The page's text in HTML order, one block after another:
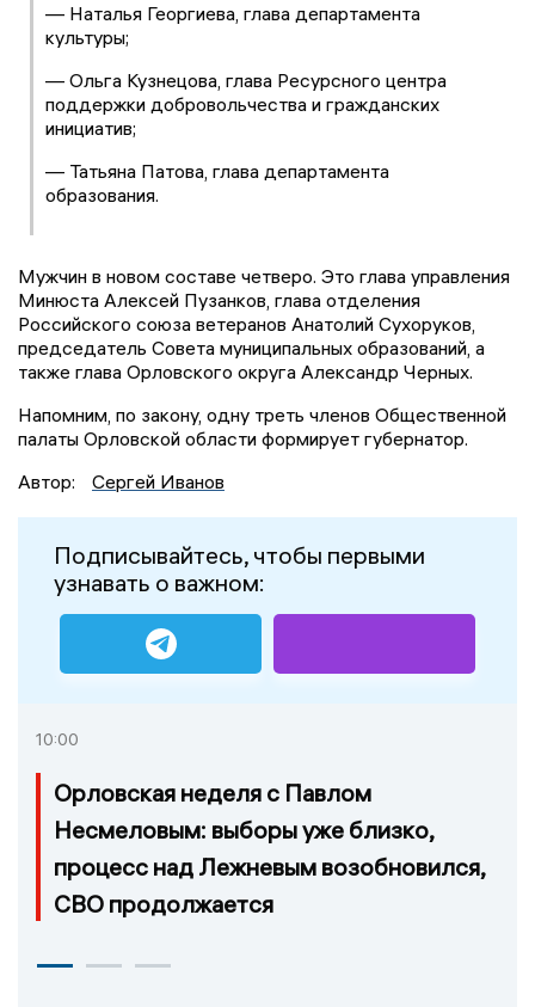
— Наталья Георгиева, глава департамента
культуры;
— Ольга Кузнецова, глава Ресурсного центра
поддержки добровольчества и гражданских
инициатив;
— Татьяна Патова, глава департамента
образования.
Мужчин в новом составе четверо. Это глава управления
Минюста Алексей Пузанков, глава отделения
Российского союза ветеранов Анатолий Сухоруков,
председатель Совета муниципальных образований, а
также глава Орловского округа Александр Черных.
Напомним, по закону, одну треть членов Общественной
палаты Орловской области формирует губернатор.
Автор:
Сергей Иванов
Подписывайтесь, чтобы первыми
узнавать о важном:
10:00
Орловская неделя с Павлом
Несмеловым: выборы уже близко,
процесс над Лежневым возобновился,
СВО продолжается